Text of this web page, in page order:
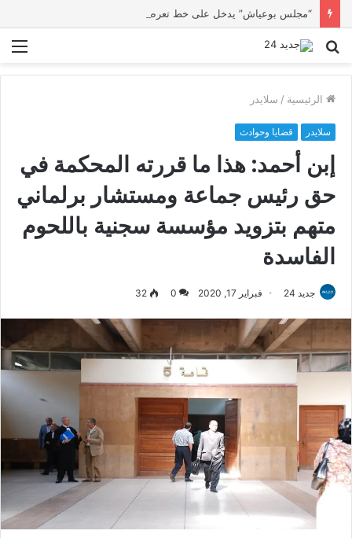
بحث
الرئيسية / سلايدر
سلايدر قضايا وحوادث
إبن أحمد: هذا ما قررته المحكمة في
حق رئيس جماعة ومستشار برلماني
متهم بتزويد مؤسسة سجنية باللحوم
الفاسدة
جديد 24 فبراير 17, 2020 0
32